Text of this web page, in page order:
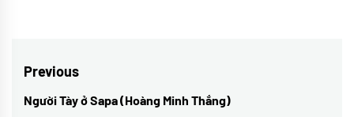
Điều
hướng
Previous
Previous
Người Tày ở Sapa (Hoàng Minh Thắng)